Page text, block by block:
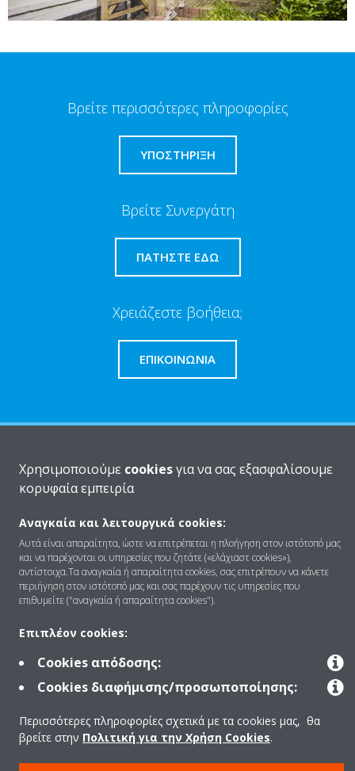
Βρείτε περισσότερες πληροφορίες
ΥΠΟΣΤΗΡΙΞΗ
Βρείτε Συνεργάτη
ΠΑΤΉΣΤΕ ΕΔΏ
Χρειάζεστε βοήθεια;
ΕΠΙΚΟΙΝΩΝΊΑ
Επικοινωνία
Προϊόντα
Copyright © Daikin
Ανακοίνωση νομικού περιεχομένου
ΠΟΛΙΤΙΚΗ ΧΡΗΣΗΣ COOKIES
Πολιτική Προστασίας Δεδομένων
Εταιρική δεοντολογία
Data Act
Χρησιμοποιούμε cookiesγια να σας εξασφαλίσουμε
κορυφαία εμπειρία
Αναγκαία και λειτουργικά cookies:
Αυτά είναι απαραίτητα, ώστε να επιτρέπεται η πλοήγηση στον ιστότοπό μας
και να παρέχονται οι υπηρεσίες που ζητάτε («ελάχιαστ cookies»),
αντίστοιχα.Τα αναγκαία ή απαραίτητα cookies, σας επιτρέπουν να κάνετε
περιήγηση στον ιστότοπό μας και σας παρέχουν τις υπηρεσίες που
επιθυμείτε ("αναγκαία ή απαραίτητα cookies").
Επιπλέον cookies:
Cookies απόδοσης:
Cookies διαφήμισης/προσωποποίησης:
Περισσότερες πληροφορίες σχετικά με τα cookies μας, θα
βρείτε στην Πολιτική για την Χρήση Cookies.